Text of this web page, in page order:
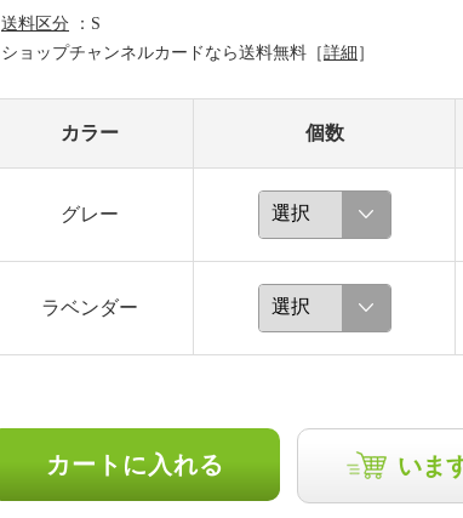
送料区分 ：S
ショップチャンネルカードなら送料無料［詳細 ］
カラー 個数
グレー
ラベンダー
カートに入れる いま